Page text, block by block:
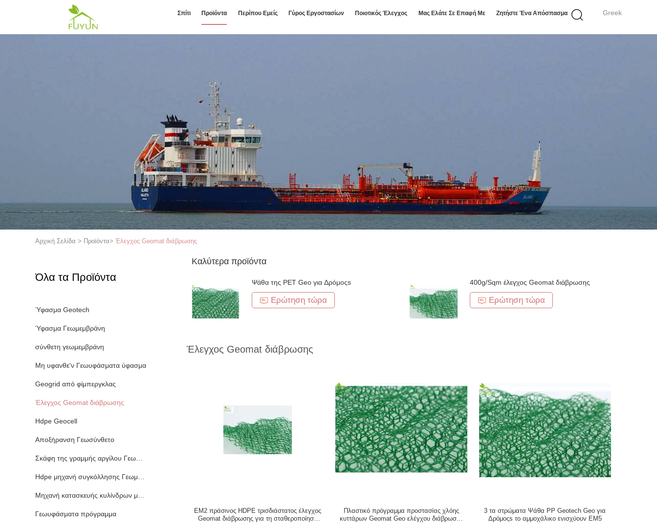
Greek
Σπίτι Προϊόντα Περίπου Εμείς Γύρος Εργοστασίων Ποιοτικός Έλεγχος Μας Ελάτε Σε Επαφή Με Ζητήστε Ένα Απόσπασμα
Αρχική Σελίδα > Προϊόντα> Έλεγχος Geomat διάβρωσης
Όλα τα Προϊόντα
Ύφασμα Geotech
Ύφασμα Γεωμεμβράνη
σύνθετη γεωμεμβράνη
Μη υφανθε'ν Γεωυφάσματα ύφασμα
Geogrid από φίμπεργκλας
Έλεγχος Geomat διάβρωσης
Hdpe Geocell
Αποξήρανση Γεωσύνθετο
Σκάφη της γραμμής αργίλου Γεωσυνθετική
Hdpe μηχανή συγκόλλησης Γεωμεμβράνη
Μηχανή κατασκευής κυλίνδρων μεταφορέων
Γεωυφάσματα πρόγραμμα
Καλύτερα προϊόντα
Ψάθα της PET Geo για Δρόμοςs
Ερώτηση τώρα
400g/Sqm έλεγχος Geomat διάβρωσης
Ερώτηση τώρα
Έλεγχος Geomat διάβρωσης
EM2 πράσινος HDPE τρισδιάστατος έλεγχος
Geomat διάβρωσης για τη σταθεροποίηση
Πλαστικό πρόγραμμα προστασίας χλόης
κυττάρων Geomat Geo ελέγχου διάβρωσης
3 τα στρώματα Ψάθα PP Geotech Geo για
Δρόμοςs το αμμοχάλικο ενισχύουν EM5